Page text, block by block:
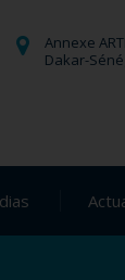
Annexe
Dakar-